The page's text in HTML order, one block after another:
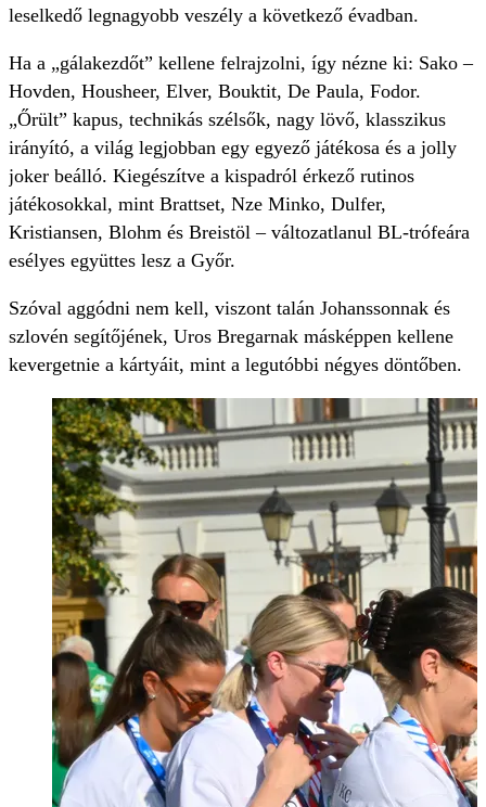
leselkedő legnagyobb veszély a következő évadban.
Ha a „gálakezdőt” kellene felrajzolni, így nézne ki: Sako –
Hovden, Housheer, Elver, Bouktit, De Paula, Fodor.
„Őrült” kapus, technikás szélsők, nagy lövő, klasszikus
irányító, a világ legjobban egy egyező játékosa és a jolly
joker beálló. Kiegészítve a kispadról érkező rutinos
játékosokkal, mint Brattset, Nze Minko, Dulfer,
Kristiansen, Blohm és Breistöl – változatlanul BL-trófeára
esélyes együttes lesz a Győr.
Szóval aggódni nem kell, viszont talán Johanssonnak és
szlovén segítőjének, Uros Bregarnak másképpen kellene
kevergetnie a kártyáit, mint a legutóbbi négyes döntőben.